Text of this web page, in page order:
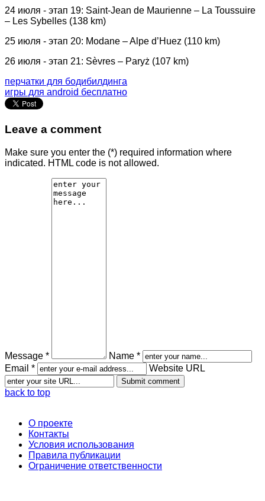
24 июля - этап 19: Saint-Jean de Maurienne – La Toussuire
– Les Sybelles (138 km)
25 июля - этап 20: Modane – Alpe d’Huez (110 km)
26 июля - этап 21: Sèvres – Paryż (107 km)
перчатки для бодибилдинга
игры для android бесплатно
Leave a comment
Make sure you enter the (*) required information where
indicated. HTML code is not allowed.
Message *
Name *
Email *
Website URL
back to top
О проекте
Контакты
Условия использования
Правила публикации
Ограничение ответственности